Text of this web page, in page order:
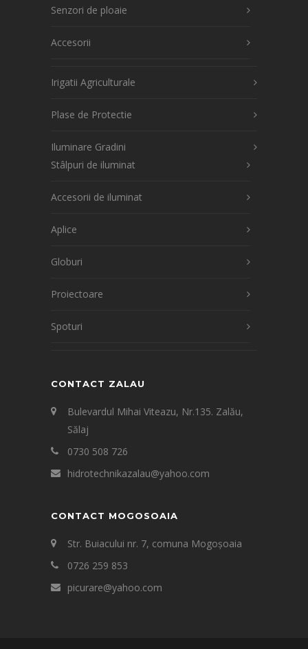
Senzori de ploaie
Accesorii
Irigatii Agriculturale
Plase de Protectie
Iluminare Gradini
Stâlpuri de iluminat
Accesorii de iluminat
Aplice
Globuri
Proiectoare
Spoturi
CONTACT ZALAU
Bulevardul Mihai Viteazu, Nr.135. Zalău,
Sălaj
0730 508 726
hidrotechnikazalau@yahoo.com
CONTACT MOGOSOAIA
Str. Buiacului nr. 7, comuna Mogoșoaia
0726 259 853
picurare@yahoo.com